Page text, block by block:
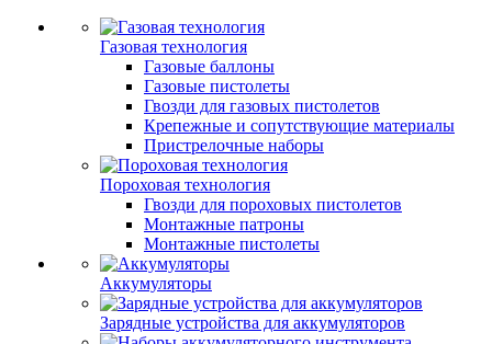
Газовая технология
Газовые баллоны
Газовые пистолеты
Гвозди для газовых пистолетов
Крепежные и сопутствующие материалы
Пристрелочные наборы
Пороховая технология
Гвозди для пороховых пистолетов
Монтажные патроны
Монтажные пистолеты
Аккумуляторы
Зарядные устройства для аккумуляторов